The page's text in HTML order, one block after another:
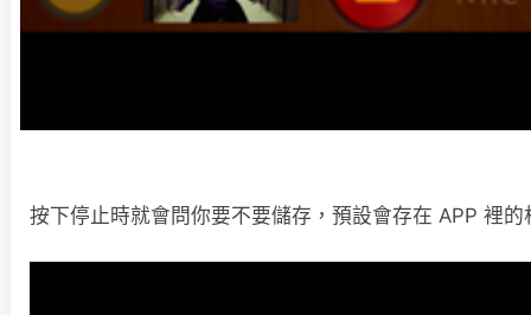
按下停止時就會問你要不要儲存，預設會存在 APP 裡的